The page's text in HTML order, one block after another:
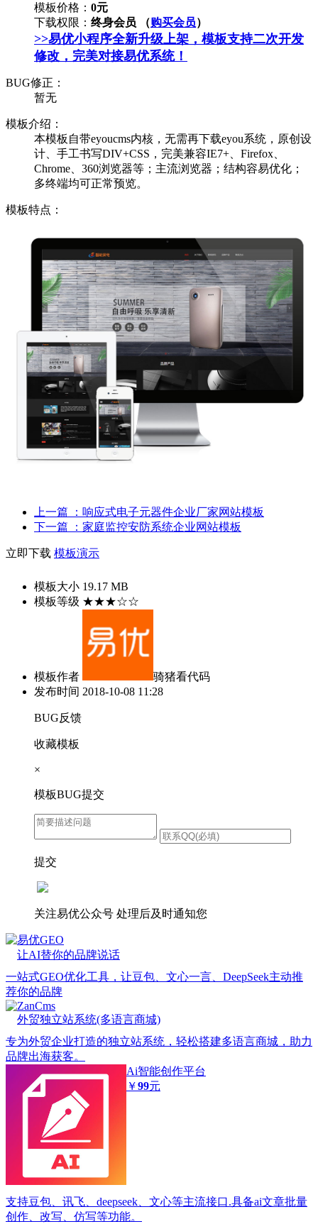
模板价格： 0元
下载权限： 终身会员 （购买会员）
>>易优小程序全新升级上架，模板支持二次开发
修改，完美对接易优系统！
BUG修正：
暂无
模板介绍：
本模板自带eyoucms内核，无需再下载eyou系统，原创设
计、手工书写DIV+CSS，完美兼容IE7+、Firefox、
Chrome、360浏览器等；主流浏览器；结构容易优化；
多终端均可正常预览。
模板特点：
上一篇
：响应式电子元器件企业厂家网站模板
下一篇
：家庭监控安防系统企业网站模板
立即下载 模板演示
模板大小 19.17 MB
模板等级 ★★★☆☆
模板作者
骑猪看代码
发布时间 2018-10-08 11:28
BUG反馈
收藏模板
×
模板BUG提交
提交
关注易优公众号 处理后及时通知您
易优GEO
让AI替你的品牌说话
一站式GEO优化工具，让豆包、文心一言、DeepSeek主动推
荐你的品牌
ZanCms
外贸独立站系统(多语言商城)
专为外贸企业打造的独立站系统，轻松搭建多语言商城，助力
品牌出海获客。
Ai智能创作平台
￥99元
支持豆包、讯飞、deepseek、文心等主流接口.具备ai文章批量
创作、改写、仿写等功能。